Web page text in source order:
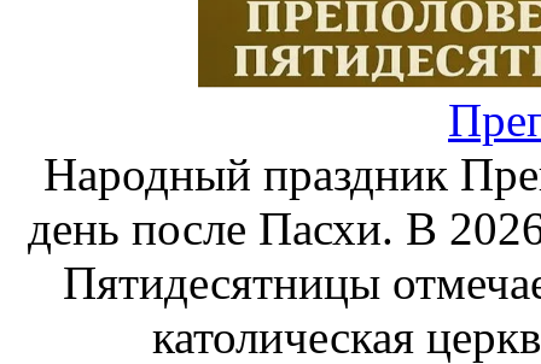
Народный праздник
день после Пасхи. В
Пятидесятницы
католическая